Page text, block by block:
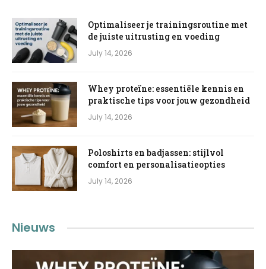
Optimaliseer je trainingsroutine met
de juiste uitrusting en voeding
July 14, 2026
Whey proteïne: essentiële kennis en
praktische tips voor jouw gezondheid
July 14, 2026
Poloshirts en badjassen: stijlvol
comfort en personalisatieopties
July 14, 2026
Nieuws